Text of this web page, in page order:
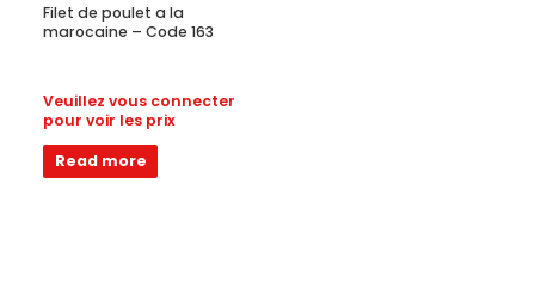
Filet de poulet a la
marocaine – Code 163
Veuillez vous connecter
pour voir les prix
Read more